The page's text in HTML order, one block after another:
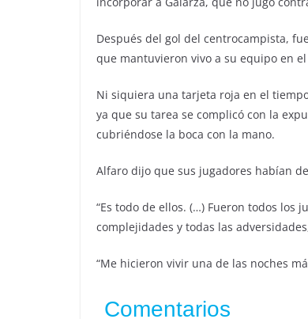
Después del gol del centrocampista,
que mantuvieron vivo a su equipo en
Ni siquiera una tarjeta roja en el
ya que su tarea se complicó con la
cubriéndose la boca con la mano.
Alfaro dijo que sus jugadores habían
“Es todo de ellos. (…) Fueron todos los
complejidades y todas las
“Me hicieron vivir una de las noches
Comentarios